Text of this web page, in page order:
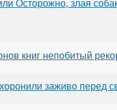
Осторожно, злая
книг непобитый
заживо перед